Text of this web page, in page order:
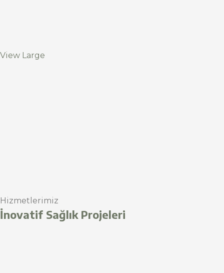
View Large
Hizmetlerimiz
İnovatif Sağlık Projeleri